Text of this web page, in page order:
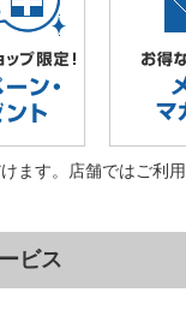
ます。店舗ではご利用
ビス